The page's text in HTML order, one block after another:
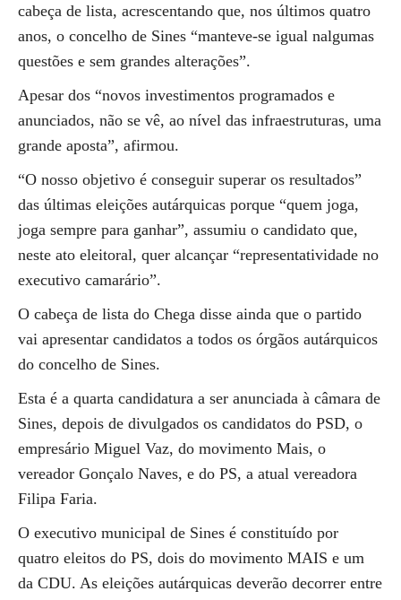
cabeça de lista, acrescentando que, nos últimos quatro
anos, o concelho de Sines “manteve-se igual nalgumas
questões e sem grandes alterações”.
Apesar dos “novos investimentos programados e
anunciados, não se vê, ao nível das infraestruturas, uma
grande aposta”, afirmou.
“O nosso objetivo é conseguir superar os resultados”
das últimas eleições autárquicas porque “quem joga,
joga sempre para ganhar”, assumiu o candidato que,
neste ato eleitoral, quer alcançar “representatividade no
executivo camarário”.
O cabeça de lista do Chega disse ainda que o partido
vai apresentar candidatos a todos os órgãos autárquicos
do concelho de Sines.
Esta é a quarta candidatura a ser anunciada à câmara de
Sines, depois de divulgados os candidatos do PSD, o
empresário Miguel Vaz, do movimento Mais, o
vereador Gonçalo Naves, e do PS, a atual vereadora
Filipa Faria.
O executivo municipal de Sines é constituído por
quatro eleitos do PS, dois do movimento MAIS e um
da CDU. As eleições autárquicas deverão decorrer entre